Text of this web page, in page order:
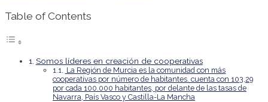
Table of Contents
Somos líderes en creación de cooperativas
La Región de Murcia es la comunidad con más
cooperativas por número de habitantes. cuenta con 103,29
por cada 100.000 habitantes, por delante de las tasas de
Navarra, País Vasco y Castilla-La Mancha